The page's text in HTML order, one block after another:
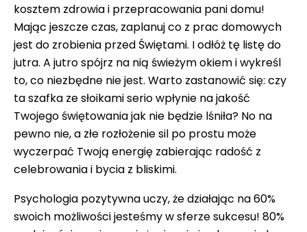
kosztem zdrowia i przepracowania pani domu!
Mając jeszcze czas, zaplanuj co z prac domowych
jest do zrobienia przed Świętami. I odłóż tę listę do
jutra. A jutro spójrz na nią świeżym okiem i wykreśl
to, co niezbędne nie jest. Warto zastanowić się: czy
ta szafka ze słoikami serio wpłynie na jakość
Twojego świętowania jak nie będzie lśniła? No na
pewno nie, a złe rozłożenie sil po prostu może
wyczerpać Twoją energię zabierając radość z
celebrowania i bycia z bliskimi.
Psychologia pozytywna uczy, że działając na 60%
swoich możliwości jesteśmy w sferze sukcesu! 80%